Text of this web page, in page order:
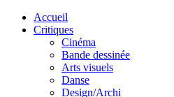
Skip
Accueil
Critiques
Cinéma
Bande dessinée
Arts visuels
Danse
Design/Archi